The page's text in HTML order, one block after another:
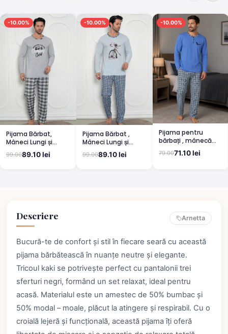
-10.00%
Pijama Bărbat,
Mâneci Lungi și
Pantaloni Lungi
Asortați, Imprimeu
99.0089.10 lei
-10.00%
Pijama Bărbat ,
Mâneci Lungi și
Pantaloni Lungi
Asortați, Imprimeu
99.0089.10 lei
-10.00%
Pijama pentru
bărbați , mânecă
lungă și pantaloni
lungi, albastru
79.0071.10 lei
Descriere Arnetta
Bucură-te de confort și stil în fiecare seară cu această
pijama bărbătească în nuanțe neutre și elegante.
Tricoul kaki se potrivește perfect cu pantalonii trei
sferturi negri, formând un set relaxat, ideal pentru
acasă. Materialul este un amestec de 50% bumbac și
50% modal – moale, plăcut la atingere și respirabil. Cu o
croială lejeră și funcțională, această pijama îți oferă